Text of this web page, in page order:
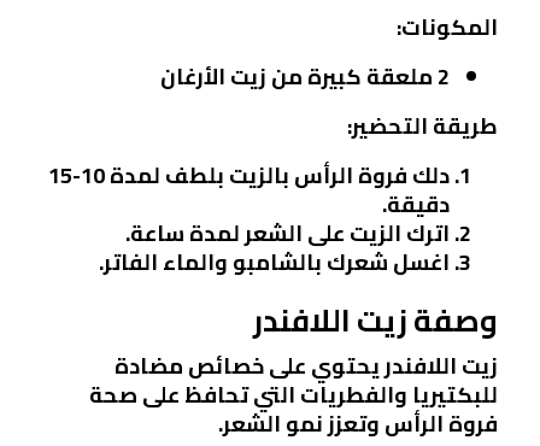
المكونات:
2 ملعقة كبيرة من زيت الأرغان
طريقة التحضير:
دلك فروة الرأس بالزيت بلطف لمدة 10-15
دقيقة.
اترك الزيت على الشعر لمدة ساعة.
اغسل شعرك بالشامبو والماء الفاتر.
وصفة زيت اللافندر
زيت اللافندر يحتوي على خصائص مضادة
للبكتيريا والفطريات التي تحافظ على صحة
فروة الرأس وتعزز نمو الشعر.